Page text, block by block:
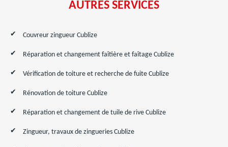
AUTRES SERVICES
Couvreur zingueur Cublize
Réparation et changement faîtière et faîtage Cublize
Vérification de toiture et recherche de fuite Cublize
Rénovation de toiture Cublize
Réparation et changement de tuile de rive Cublize
Zingueur, travaux de zingueries Cublize